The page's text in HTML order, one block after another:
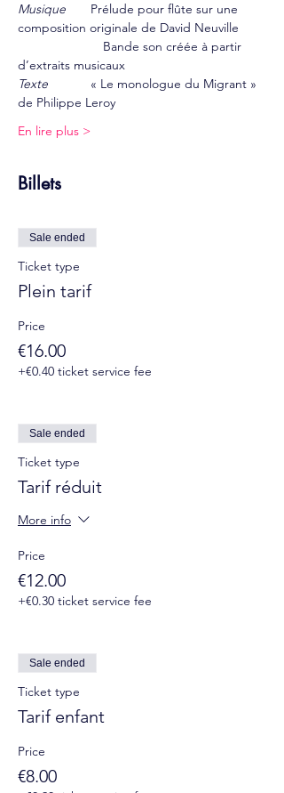
Musique Prélude pour flûte sur une
composition originale de David Neuville
Bande son créée à partir
d’extraits musicaux
Texte « Le monologue du Migrant »
de Philippe Leroy
En lire plus >
Billets
Sale ended
Ticket type
Plein tarif
Price
€16.00
+€0.40 ticket service fee
Sale ended
Ticket type
Tarif réduit
More info
Price
€12.00
+€0.30 ticket service fee
Sale ended
Ticket type
Tarif enfant
Price
€8.00